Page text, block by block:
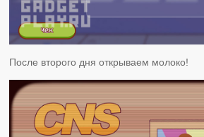
После второго дня открываем молоко!